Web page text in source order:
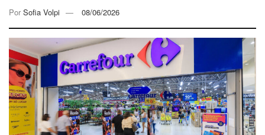
Por Sofia Volpi 08/06/2026